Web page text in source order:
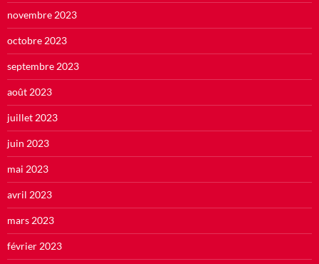
novembre 2023
octobre 2023
septembre 2023
août 2023
juillet 2023
juin 2023
mai 2023
avril 2023
mars 2023
février 2023